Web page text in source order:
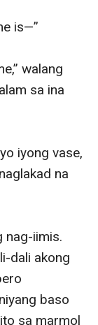
is—”
walang
sa ina
iyong vase,
na
nag-iimis.
dali akong
baso
sa marmol